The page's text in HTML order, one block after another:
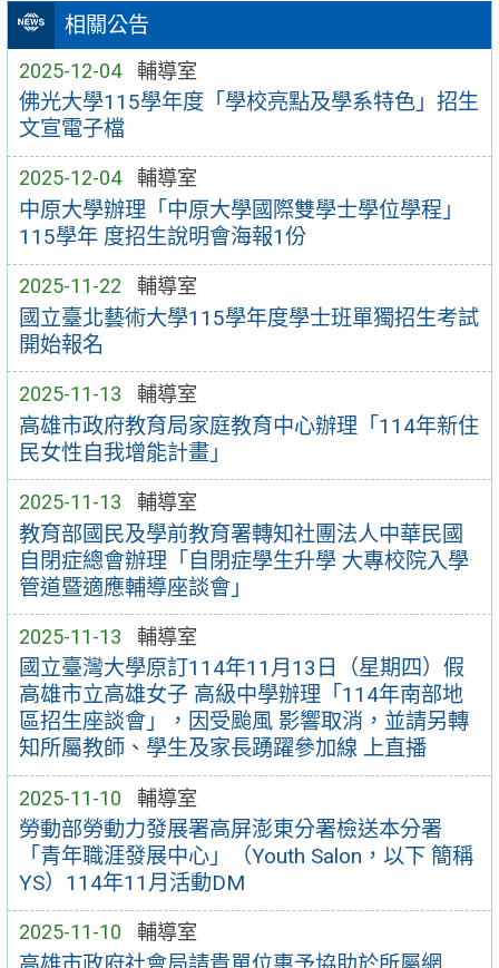
相關公告
2025-12-04 輔導室
佛光大學115學年度「學校亮點及學系特色」招生
文宣電子檔
2025-12-04 輔導室
中原大學辦理「中原大學國際雙學士學位學程」
115學年 度招生說明會海報1份
2025-11-22 輔導室
國立臺北藝術大學115學年度學士班單獨招生考試
開始報名
2025-11-13 輔導室
高雄市政府教育局家庭教育中心辦理「114年新住
民女性自我增能計畫」
2025-11-13 輔導室
教育部國民及學前教育署轉知社團法人中華民國
自閉症總會辦理「自閉症學生升學 大專校院入學
管道暨適應輔導座談會」
2025-11-13 輔導室
國立臺灣大學原訂114年11月13日（星期四）假
高雄市立高雄女子 高級中學辦理「114年南部地
區招生座談會」，因受颱風 影響取消，並請另轉
知所屬教師、學生及家長踴躍參加線 上直播
2025-11-10 輔導室
勞動部勞動力發展署高屏澎東分署檢送本分署
「青年職涯發展中心」（Youth Salon，以下 簡稱
YS）114年11月活動DM
2025-11-10 輔導室